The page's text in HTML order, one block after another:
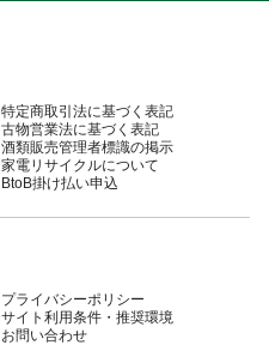
特定商取引法に基づく表記
古物営業法に基づく表記
酒類販売管理者標識の掲示
家電リサイクルについて
BtoB掛け払い申込
プライバシーポリシー
サイト利用条件・推奨環境
お問い合わせ